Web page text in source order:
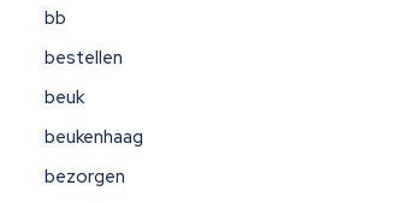
bb
bestellen
beuk
beukenhaag
bezorgen